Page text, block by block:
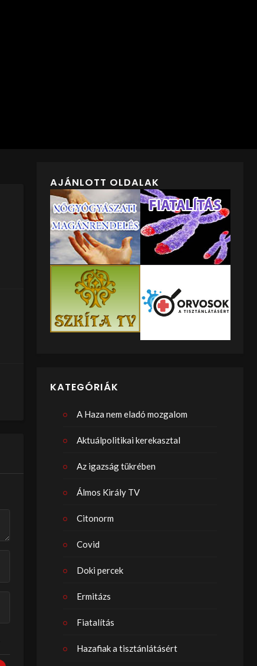
AJÁNLOTT OLDALAK
KATEGÓRIÁK
A Haza nem eladó mozgalom
Aktuálpolitikai kerekasztal
Az igazság tükrében
Álmos Király TV
Citonorm
Covid
Doki percek
Ermitázs
Fiatalítás
Hazafiak a tisztánlátásért